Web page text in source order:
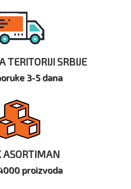
TERITORIJI SRBIJE
3-5 dana
ASORTIMAN
proizvoda